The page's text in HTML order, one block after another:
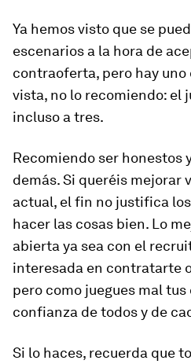
Ya hemos visto que se
escenarios a la hora de
contraoferta, pero hay
vista, no lo recomiendo: el
incluso a tres.
Recomiendo ser honestos
demás. Si queréis mejorar
actual, el fin no justifica
hacer las cosas bien. Lo
abierta ya sea con el
interesada en contratarte
pero como juegues mal
confianza de todos y de
Si lo haces, recuerda que